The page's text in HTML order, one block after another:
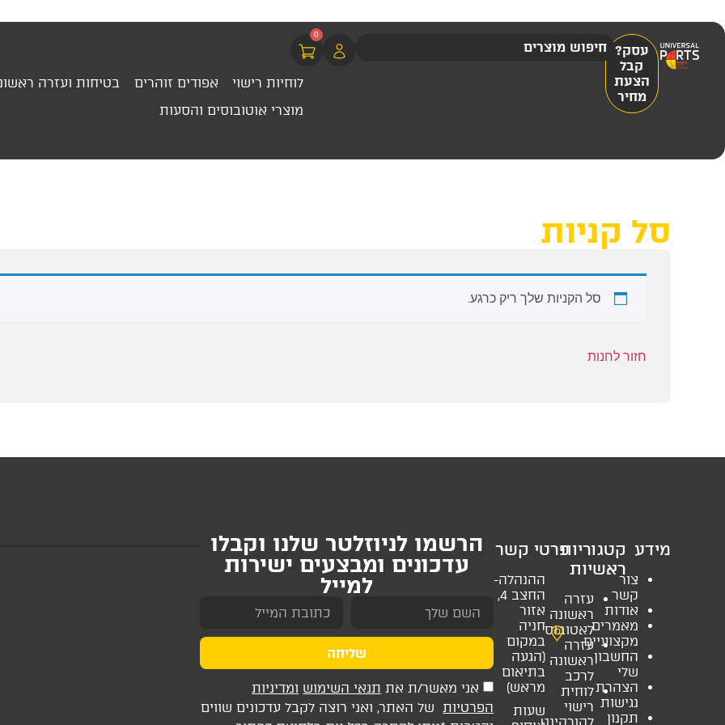
עסק?
קבל
הצעת
מחיר
0
לוחיות רישוי אפודים זוהרים בטיחות ועזרה
מוצרי אוטובוסים והסעות
סל קניות
סל הקניות שלך ריק כרגע.
חזור לחנות
מידע
צור
קשר
אודות
מאמרים
מקצועיים
החשבון
שלי
הצהרת
נגישות
תקנון
קטגוריות
ראשיות
עזרה
ראשונה
לאטובוס
עזרה
ראשונה
לרכב
לוחית
רישוי
פרטי קשר
ההנהלה-
החצב 4,
אזור
חניה
במקום
(הגעה
בתיאום
מראש)
שעות
הרשמו לניוזלטר שלנו וקבלו
עדכונים ומבצעים ישירות
למייל
אני מאשר/ת את תנאי השימוש ומדיניות
הפרטיותשל האתר, ואני רוצה לקבל עדכונים שווים
שליחה